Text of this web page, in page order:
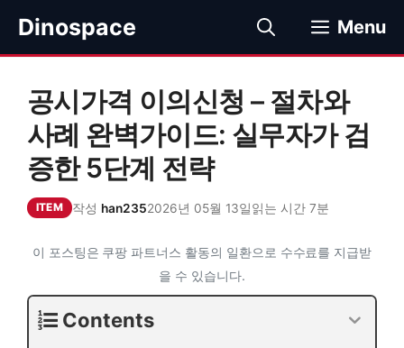
츠
Dinospace Menu
공시가격 이의신청 – 절차와
사례 완벽가이드: 실무자가 검
증한 5단계 전략
ITEM 작성 han2352026년 05월 13일읽는 시간 7분
이 포스팅은 쿠팡 파트너스 활동의 일환으로 수수료를 지급받
을 수 있습니다.
Contents